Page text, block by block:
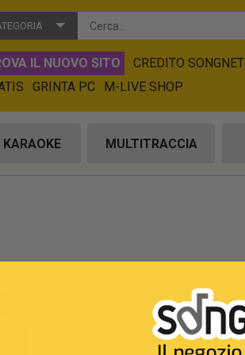
IL NUOVO SITO CREDITO SONGNET
GRINTA PC M-LIVE SHOP
MULTITRACCIA